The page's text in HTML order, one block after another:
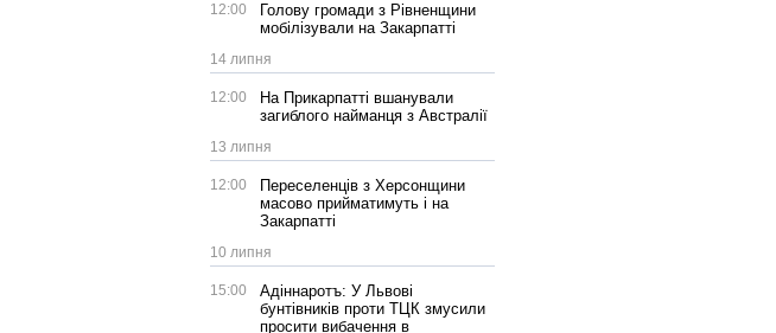
12:00
Голову громади з Рівненщини
мобілізували на Закарпатті
14 липня
12:00
На Прикарпатті вшанували
загиблого найманця з Австралії
13 липня
12:00
Переселенців з Херсонщини
масово прийматимуть і на
Закарпатті
10 липня
15:00
Адіннаротъ: У Львові
бунтівників проти ТЦК змусили
просити вибачення в